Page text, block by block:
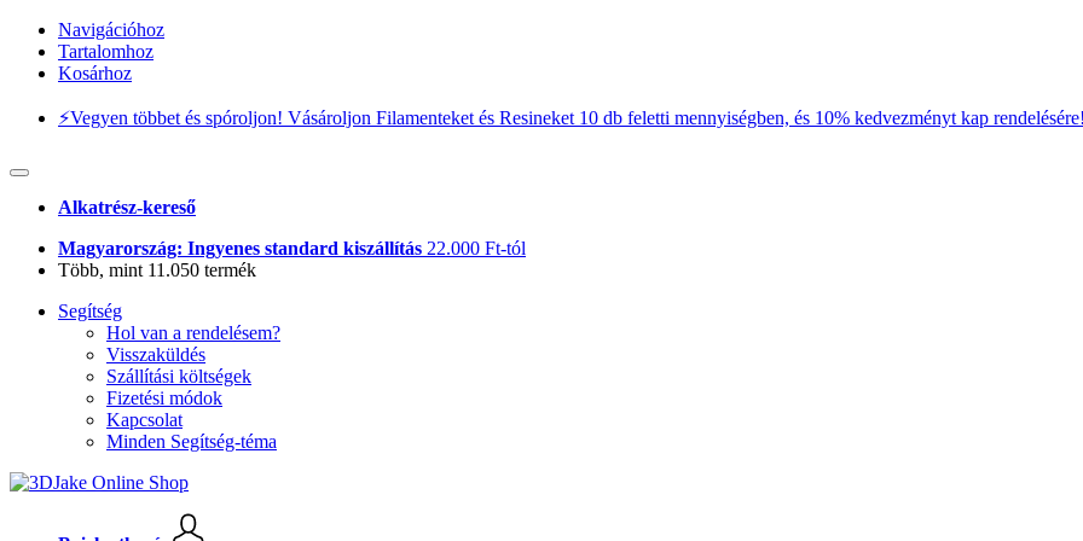
Navigációhoz
Tartalomhoz
Kosárhoz
⚡️Vegyen többet és spóroljon! Vásároljon Filamenteket és Resineket 10 db feletti mennyiségben, és 10% kedvezményt kap
Alkatrész-kereső
Magyarország: Ingyenes standard kiszállítás 22.000 Ft-tól
Több, mint 11.050 termék
Segítség
Hol van a rendelésem?
Visszaküldés
Szállítási költségek
Fizetési módok
Kapcsolat
Minden Segítség-téma